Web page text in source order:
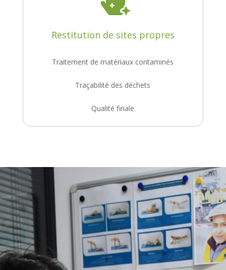
Restitution de sites propres
Traitement de matériaux contaminés
Traçabilité des déchets
Qualité finale